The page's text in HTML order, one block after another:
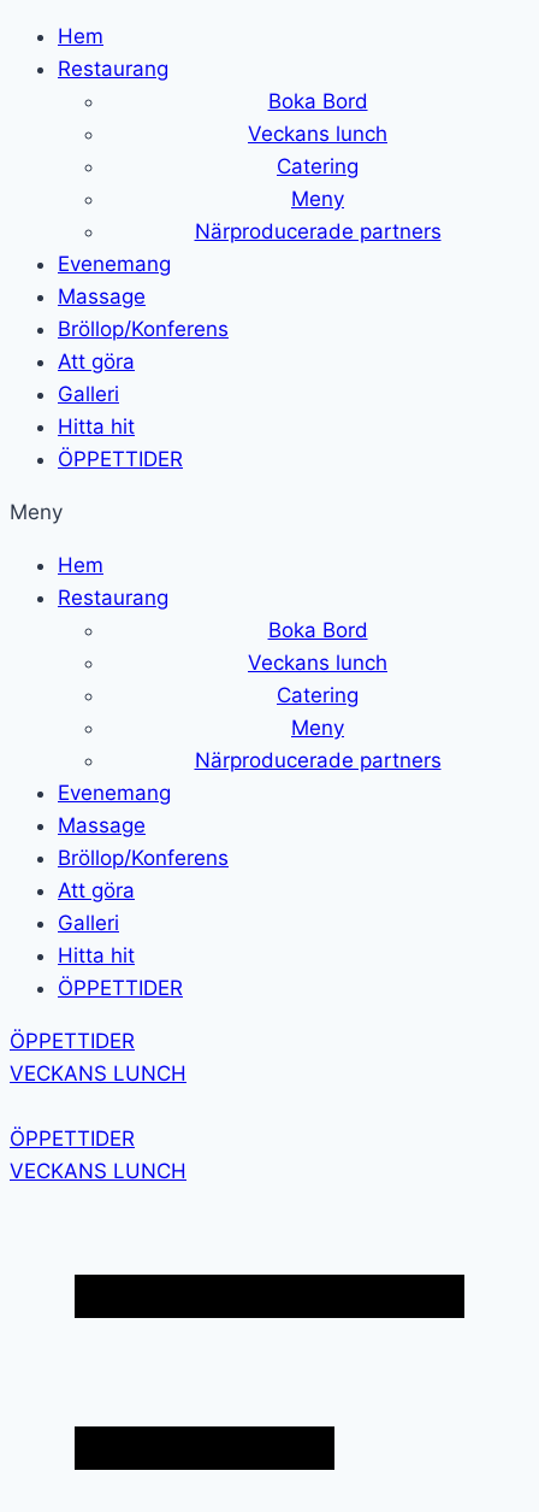
Skip
Hem
Restaurang
Boka Bord
Veckans lunch
Catering
Meny
Närproducerade partners
Evenemang
Massage
Bröllop/Konferens
Att göra
Galleri
Hitta hit
ÖPPETTIDER
Meny
Hem
Restaurang
Boka Bord
Veckans lunch
Catering
Meny
Närproducerade partners
Evenemang
Massage
Bröllop/Konferens
Att göra
Galleri
Hitta hit
ÖPPETTIDER
ÖPPETTIDER
VECKANS LUNCH
ÖPPETTIDER
VECKANS LUNCH